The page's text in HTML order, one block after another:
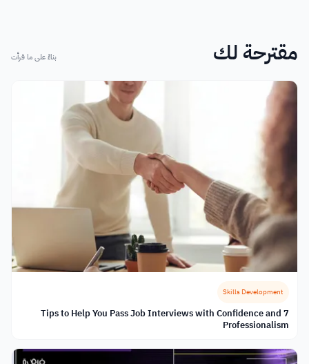
مقترحة لك بناءً على ما قرأت
Skills Development
7 Tips to Help You Pass Job Interviews with Confidence and
Professionalism